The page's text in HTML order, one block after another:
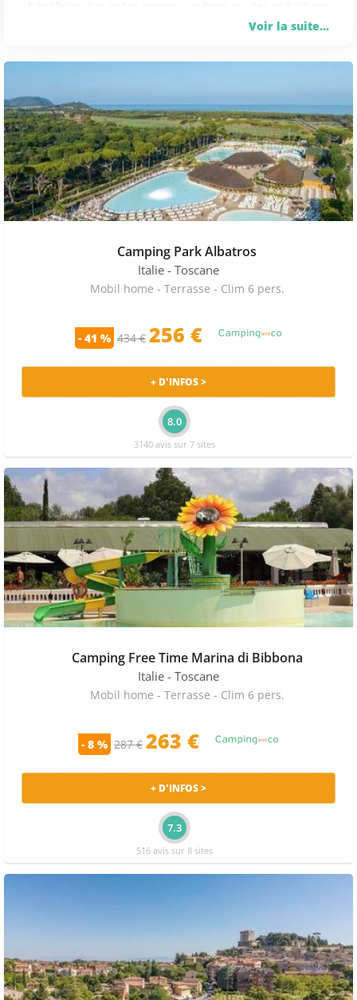
de dernière minute sur vos vacances. Mobilhome
proposant des petit prix sur Toscane. Les mobilhomes
(noté 82/100),
81/100) ou le Camping Etruria Marina Di Castagneto
Carducci (noté 79/100).Le camping proposant des petit
prix le moins cher sur Toscaneest actuellement le
Camping Orbetello Albinia (160€ par séjour le 15/09).Ce
camping, avec club enfants, avec des commerces à
proximité et avec piscine, vous séduira par ses
nombreux atouts.
Voir la suite...
Camping Park Albatros
Italie - Toscane
Mobil home - Terrasse - Clim 6 pers.
- 41 % 434 € 256 €
+ D'INFOS >
8.0
3140 avis sur 7 sites
Camping Free Time Marina di Bibbona
Italie - Toscane
Mobil home - Terrasse - Clim 6 pers.
- 8 % 287 € 263 €
+ D'INFOS >
7.3
516 avis sur 8 sites